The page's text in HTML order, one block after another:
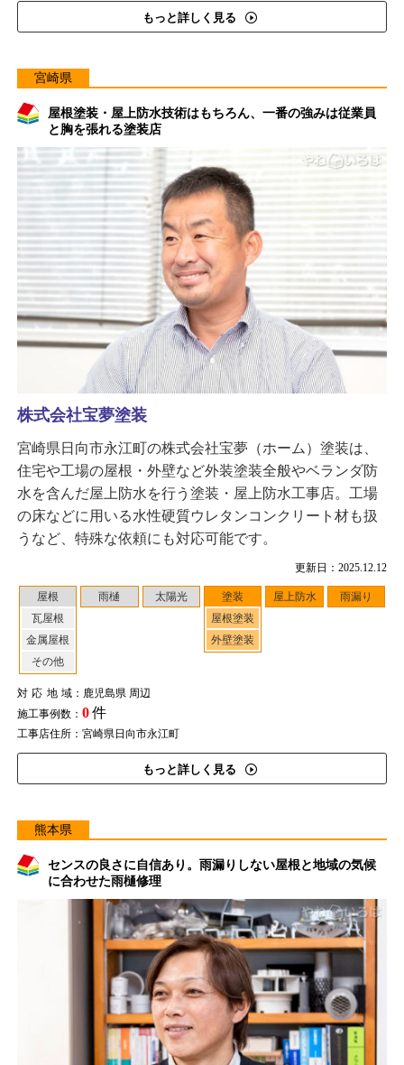
もっと詳しく見る
宮崎県
屋根塗装・屋上防水技術はもちろん、一番の強みは従業員
と胸を張れる塗装店
更新日：2025.12.12
屋根
瓦屋根
金属屋根
その他
雨樋 太陽光
塗装
屋根塗装
外壁塗装
屋上防水 雨漏り
対応地域：鹿児島県 周辺
施工事例数： 0件
工事店住所：宮崎県日向市永江町
もっと詳しく見る
株式会社宝夢塗装
宮崎県日向市永江町の株式会社宝夢（ホーム）塗装は、
住宅や工場の屋根・外壁など外装塗装全般やベランダ防
水を含んだ屋上防水を行う塗装・屋上防水工事店。工場
の床などに用いる水性硬質ウレタンコンクリート材も扱
うなど、特殊な依頼にも対応可能です。
熊本県
センスの良さに自信あり。雨漏りしない屋根と地域の気候
に合わせた雨樋修理